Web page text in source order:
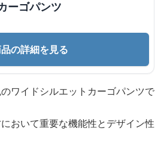
ーゴパンツ
の詳細を見る
ワイドシルエットカーゴパンツで
おいて重要な機能性とデザイン性